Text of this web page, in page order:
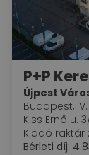
P+P
Újpest
Budapest,
Kiss Ernő u.
Kiadó raktár
Bérleti díj: